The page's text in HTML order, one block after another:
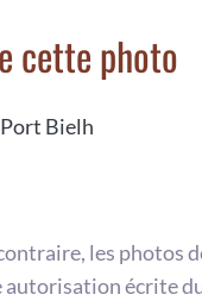
cette photo
Bielh
les photos
autorisation écrite